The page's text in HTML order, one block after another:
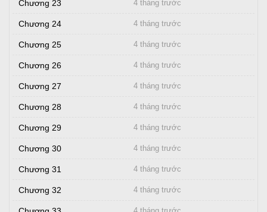
Chương 23 4 tháng trước
Chương 24 4 tháng trước
Chương 25 4 tháng trước
Chương 26 4 tháng trước
Chương 27 4 tháng trước
Chương 28 4 tháng trước
Chương 29 4 tháng trước
Chương 30 4 tháng trước
Chương 31 4 tháng trước
Chương 32 4 tháng trước